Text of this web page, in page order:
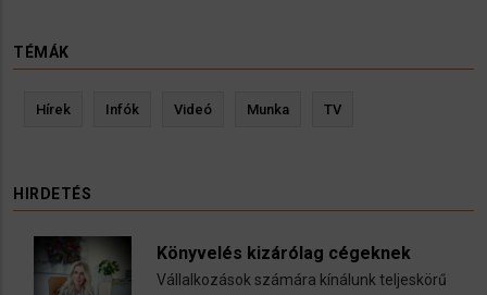
TÉMÁK
Hírek Infók Videó Munka TV
HIRDETÉS
Könyvelés kizárólag cégeknek
Vállalkozások számára kínálunk teljeskörű